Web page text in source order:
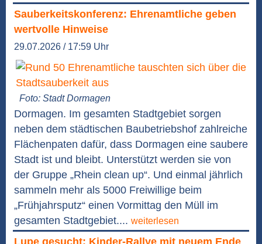
Sauberkeitskonferenz: Ehrenamtliche geben
wertvolle Hinweise
29.07.2026 / 17:59 Uhr
Foto: Stadt Dormagen
Dormagen. Im gesamten Stadtgebiet sorgen
neben dem städtischen Baubetriebshof zahlreiche
Flächenpaten dafür, dass Dormagen eine saubere
Stadt ist und bleibt. Unterstützt werden sie von
der Gruppe „Rhein clean up“. Und einmal jährlich
sammeln mehr als 5000 Freiwillige beim
„Frühjahrsputz“ einen Vormittag den Müll im
gesamten Stadtgebiet.... weiterlesen